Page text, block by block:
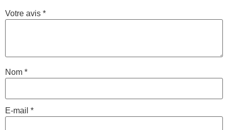
Votre avis *
Nom *
E-mail *